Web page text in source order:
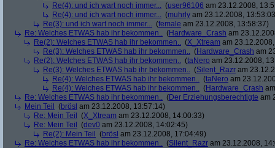
Re(4): und ich wart noch immer... (user96106 am 23.12.2008,
Re(4): und ich wart noch immer... (muhrly am 23.12.2008,
Re(3): und ich wart noch immer... (female am 23.12.2008, 13:58:37)
Re: Welches ETWAS hab ihr bekommen.. (Hardware_Crash am
Re(2): Welches ETWAS hab ihr bekommen.. (X_Xtream am
Re(3): Welches ETWAS hab ihr bekommen.. (Hardware_Crash am
Re(2): Welches ETWAS hab ihr bekommen.. (taNero am 23.12.2008,
Re(3): Welches ETWAS hab ihr bekommen.. (Silent_Razr am
Re(4): Welches ETWAS hab ihr bekommen.. (taNero am
Re(4): Welches ETWAS hab ihr bekommen.. (Hardware_Crash
Re: Welches ETWAS hab ihr bekommen.. (Der Erziehungsberechtigte am
Mein Teil
(brösl am 23.12.2008, 13:57:14)
Re: Mein Teil
(X_Xtream am 23.12.2008, 14:00:33)
Re: Mein Teil
(dev0 am 23.12.2008, 14:02:45)
Re(2): Mein Teil
(brösl am 23.12.2008, 17:04:49)
Re: Welches ETWAS hab ihr bekommen.. (Silent_Razr am 23.12.2008,